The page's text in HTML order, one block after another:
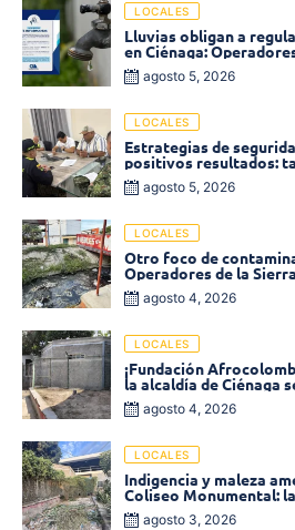
LOCALES
Lluvias obligan a
en Ciénaga:
baja presión en varios
agosto 5, 2026
LOCALES
Estrategias de
positivos resultados:
disminuyó un 58% en
agosto 5, 2026
LOCALES
Otro foco de
Operadores de la
de la calle 19 con
agosto 4, 2026
LOCALES
¡Fundación
la alcaldía de Ciénaga
limpieza de la parte
Monumental
agosto 4, 2026
LOCALES
Indigencia y maleza
Coliseo Monumental:
inmediata!
agosto 3, 2026